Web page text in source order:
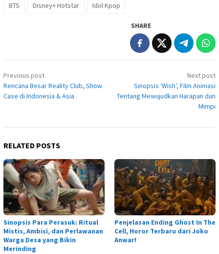
BTS Disney+ Hotstar Idol Kpop
SHARE
Post
navigation
Previous post
Rencana Besar Reality Club, Show
Case di Indonesia & Asia
Next post
Sinopsis ‘Wish’, Film Animasi
Tentang Mewujudkan Harapan dan
Mimpi
RELATED POSTS
Sinopsis Para Perasuk: Ritual
Mistis, Ambisi, dan Perlawanan
Warga Desa yang Bikin
Merinding
Penjelasan Ending Ghost In The
Cell, Horor Terbaru dari Joko
Anwar!